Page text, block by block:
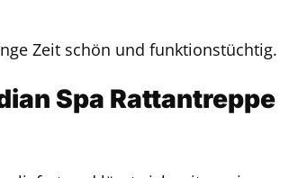
Zeit schön und funktionstüchtig.
Spa Rattantreppe